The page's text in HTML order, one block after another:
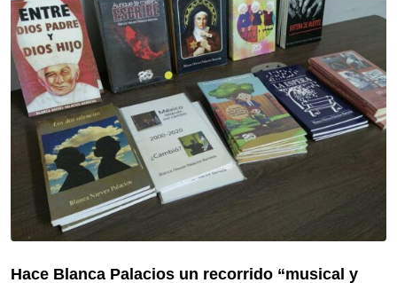
Hace Blanca Palacios un recorrido “musical y